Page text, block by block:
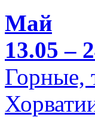
Май
13.05 –
Горные,